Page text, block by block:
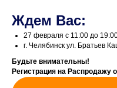
Ждем Вас:
27 февраля с 11:00 до
г. Челябинск ул. Братьев
Будьте внимательны!
Регистрация на Распродажу